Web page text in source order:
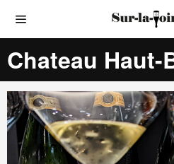
Chateau Haut-